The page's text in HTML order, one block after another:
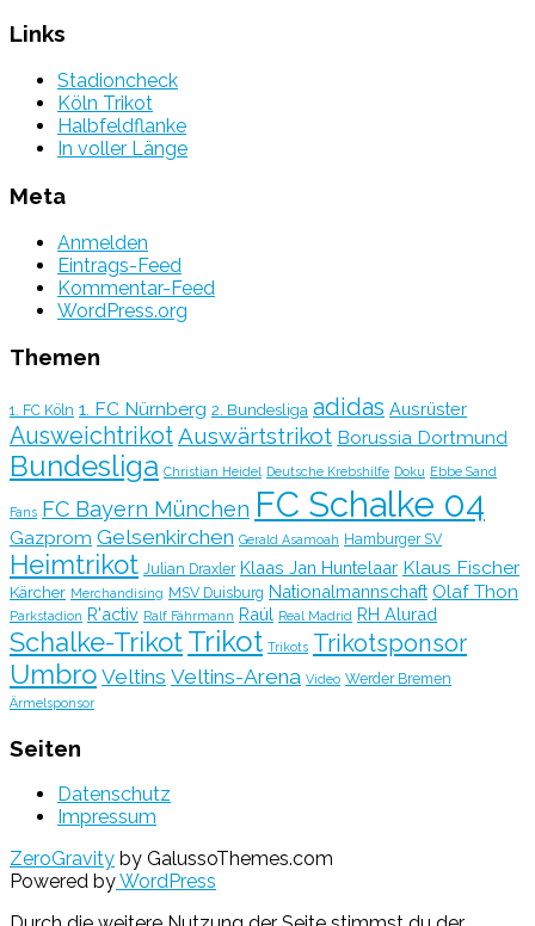
Links
Stadioncheck
Köln Trikot
Halbfeldflanke
In voller Länge
Meta
Anmelden
Eintrags-Feed
Kommentar-Feed
WordPress.org
Themen
1. FC Köln 1. FC Nürnberg 2. Bundesliga adidas Ausrüster
AusweichtrikotAuswärtstrikot Borussia Dortmund
Bundesliga Christian Heidel Deutsche Krebshilfe Doku Ebbe Sand
Fans FC Bayern München FC Schalke 04
Gazprom Gelsenkirchen Gerald Asamoah Hamburger SV
Heimtrikot Julian Draxler Klaas Jan Huntelaar Klaus Fischer
Kärcher Merchandising MSV Duisburg Nationalmannschaft Olaf Thon
Parkstadion R'activ Ralf Fährmann Raúl Real Madrid RH Alurad
Schalke-TrikotTrikot Trikots Trikotsponsor
Umbro Veltins Veltins-Arena Video Werder Bremen
Ärmelsponsor
Seiten
Datenschutz
Impressum
ZeroGravity by GalussoThemes.com
Powered byWordPress